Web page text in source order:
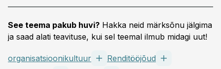
See teema pakub huvi? Hakka neid märksõnu jälgima
ja saad alati teavituse, kui sel teemal ilmub midagi uut!
organisatsioonikultuur
Renditööjõud